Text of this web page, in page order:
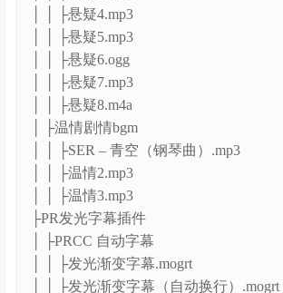
│ │ ├悬疑4.mp3
│ │ ├悬疑5.mp3
│ │ ├悬疑6.ogg
│ │ ├悬疑7.mp3
│ │ ├悬疑8.m4a
│ ├温情剧情bgm
│ │ ├SER – 青空（钢琴曲）.mp3
│ │ ├温情2.mp3
│ │ ├温情3.mp3
├PR发光字幕插件
│ ├PRCC 自动字幕
│ │ ├发光渐变字幕.mogrt
│ │ ├发光渐变字幕（自动换行）.mogrt